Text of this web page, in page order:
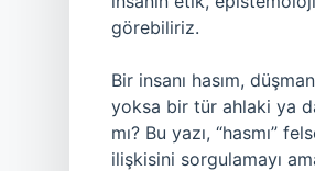
görebiliriz.
Bir insanı hasım,
yoksa bir tür ahlaki ya
mı? Bu yazı, “hasmı”
ilişkisini sorgulamayı